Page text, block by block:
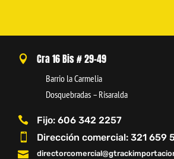
 Cra 16 Bis # 29-49
Barrio la Carmelia
Dosquebradas – Risaralda
 Fijo: 606 342 2257
 Dirección comercial: 321 659
